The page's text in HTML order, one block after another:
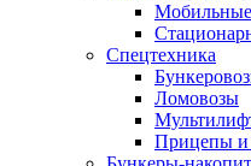
Спецтехника
Ломовозы
Прицепы и